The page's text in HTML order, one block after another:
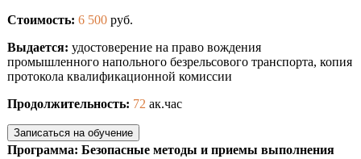
Стоимость: 6 500 руб.
Выдается: удостоверение на право вождения
промышленного напольного безрельсового транспорта, копия
протокола квалификационной комиссии
Продолжительность: 72 ак.час
Записаться на обучение
Программа: Безопасные методы и приемы выполнения